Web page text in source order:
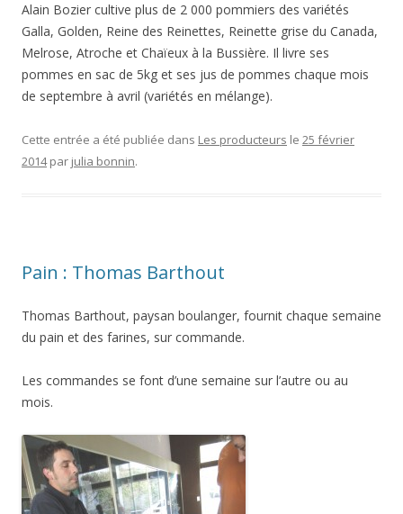
Alain Bozier cultive plus de 2 000 pommiers des variétés
Galla, Golden, Reine des Reinettes, Reinette grise du Canada,
Melrose, Atroche et Chaïeux à la Bussière. Il livre ses
pommes en sac de 5kg et ses jus de pommes chaque mois
de septembre à avril (variétés en mélange).
Cette entrée a été publiée dans Les producteurs le 25 février
2014 par julia bonnin.
Pain : Thomas Barthout
Thomas Barthout, paysan boulanger, fournit chaque semaine
du pain et des farines, sur commande.
Les commandes se font d’une semaine sur l’autre ou au
mois.